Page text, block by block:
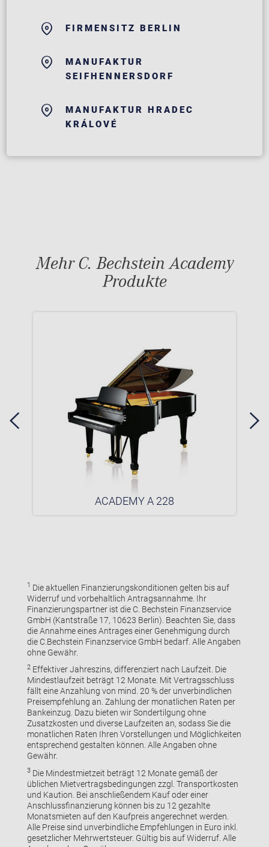
FIRMENSITZ BERLIN
MANUFAKTUR
SEIFHENNERSDORF
MANUFAKTUR HRADEC
KRÁLOVÉ
Mehr C. Bechstein Academy
Produkte
ACADEMY A 228
1 Die aktuellen Finanzierungskonditionen gelten bis auf
Widerruf und vorbehaltlich Antragsannahme. Ihr
Finanzierungspartner ist die C. Bechstein Finanzservice
GmbH (Kantstraße 17, 10623 Berlin). Beachten Sie, dass
die Annahme eines Antrages einer Genehmigung durch
die C.Bechstein Finanzservice GmbH bedarf. Alle Angaben
ohne Gewähr.
2Effektiver Jahreszins, differenziert nach Laufzeit. Die
Mindestlaufzeit beträgt 12 Monate. Mit Vertragsschluss
fällt eine Anzahlung von mind. 20 % der unverbindlichen
Preisempfehlung an. Zahlung der monatlichen Raten per
Bankeinzug. Dazu bieten wir Sondertilgung ohne
Zusatzkosten und diverse Laufzeiten an, sodass Sie die
monatlichen Raten Ihren Vorstellungen und Möglichkeiten
entsprechend gestalten können. Alle Angaben ohne
Gewähr.
3Die Mindestmietzeit beträgt 12 Monate gemäß der
üblichen Mietvertragsbedingungen zzgl. Transportkosten
und Kaution. Bei anschließendem Kauf oder einer
Anschlussfinanzierung können bis zu 12 gezahlte
Monatsmieten auf den Kaufpreis angerechnet werden.
Alle Preise sind unverbindliche Empfehlungen in Euro inkl.
gesetzlicher Mehrwertsteuer. Gültig bis auf Widerruf. Alle